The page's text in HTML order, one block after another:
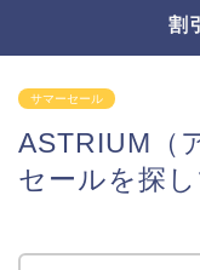
割
サマーセール
ASTRIUM（
セールを探